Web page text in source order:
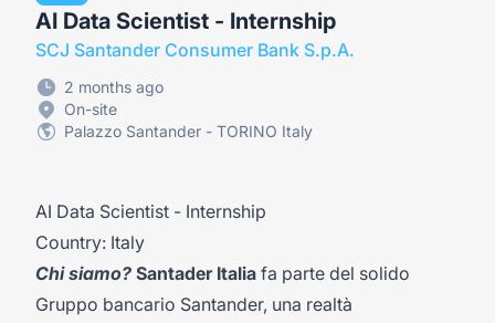
AI Data Scientist - Internship
SCJ Santander Consumer Bank S.p.A.
2 months ago
On-site
Palazzo Santander - TORINO Italy
AI Data Scientist - Internship
Country: Italy
Chi siamo? Santader Italia fa parte del solido
Gruppo bancario Santander, una realtà